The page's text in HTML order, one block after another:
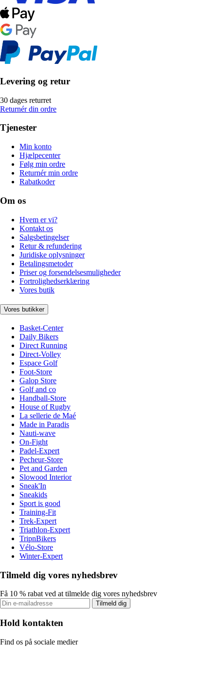
Levering og retur
30 dages returret
Returnér din ordre
Tjenester
Min konto
Hjælpecenter
Følg min ordre
Returnér min ordre
Rabatkoder
Om os
Hvem er vi?
Kontakt os
Salgsbetingelser
Retur & refundering
Juridiske oplysninger
Betalingsmetoder
Priser og forsendelsesmuligheder
Fortrolighedserklæring
Vores butik
Vores butikker
Basket-Center
Daily Bikers
Direct Running
Direct-Volley
Espace Golf
Foot-Store
Galop Store
Golf and co
Handball-Store
House of Rugby
La sellerie de Maé
Made in Paradis
Nauti-wave
On-Fight
Padel-Expert
Pecheur-Store
Pet and Garden
Slowood Interior
Sneak'In
Sneakids
Sport is good
Training-Fit
Trek-Expert
Triathlon-Expert
TripnBikers
Vélo-Store
Winter-Expert
Tilmeld dig vores nyhedsbrev
Få 10 % rabat ved at tilmelde dig vores nyhedsbrev
Tilmeld dig
Hold kontakten
Find os på sociale medier